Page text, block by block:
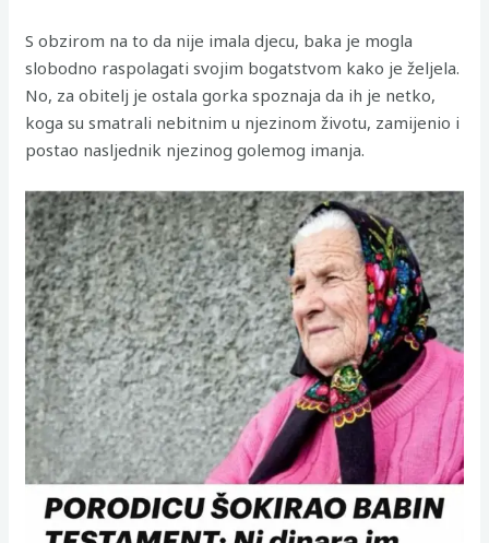
S obzirom na to da nije imala djecu, baka je mogla
slobodno raspolagati svojim bogatstvom kako je željela.
No, za obitelj je ostala gorka spoznaja da ih je netko,
koga su smatrali nebitnim u njezinom životu, zamijenio i
postao nasljednik njezinog golemog imanja.